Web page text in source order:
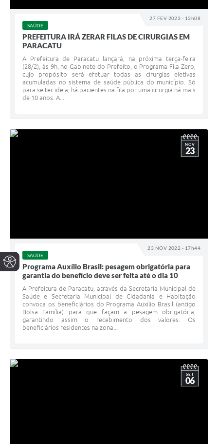
27 FEV 2023 - 13h08
SAÚDE
PREFEITURA IRÁ ZERAR FILAS DE CIRURGIAS EM
PARACATU
A Prefeitura de Paracatu lançará, na próxima terça-feira
(28/2), às 9h, no Gabinete do Prefeito, o Programa Fila Zero,
cujo propósito será efetuar todas as cirurgias eletivas
acumuladas no sistema de saúde pública do município. Só
para se ter ideia, há pacientes na fila por uma cirurgia há mais
de 10 anos. A...
23 NOV 2022 - 17h44
NOV
23
SAÚDE
Programa Auxílio Brasil: pesagem obrigatória para
garantia do benefício deve ser feita até o dia 10
A Prefeitura de Paracatu, através da Secretaria Municipal de
Saúde e Secretaria Municipal de Cidadania e Habitação
convoca os beneficiários do Programa Auxílio Brasil (antigo
Bolsa Família) para que façam a pesagem obrigatória,
garantindo assim o recebimento dos valores. Os
beneficiários residentes na zona...
SET
06